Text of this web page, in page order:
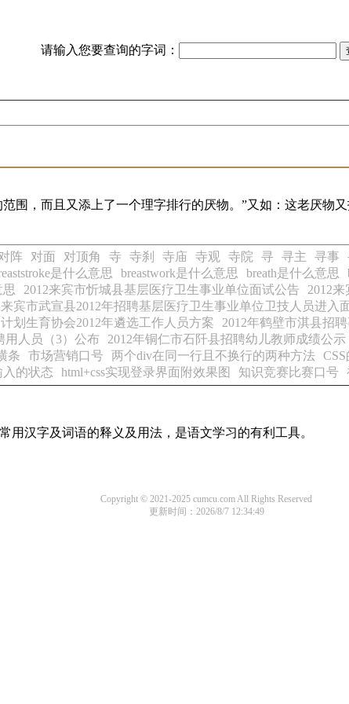
请输入您要查询的字词：
围，而且又添上了一个理字排行的厌物。”又如：这老厌物又
阵 对面 对顶角 寺 寺刹 寺庙 寺观 寺院 寻 寻主 寻事
是什么意思 breastwork是什么意思 breath是什么意思
思 2012来宾市忻城县基层医疗卫生事业单位面试公告
2012
来宾市武宣县2012年招聘基层医疗卫生事业单位卫技人员进入
划生育协会2012年遴选工作人员方案
2012年鹤壁市淇县招
用人员（3）公布
2012年铜仁市石阡县招聘幼儿教师成绩公示
条
市场营销口号 两个div在同一行且不换行的两种方法
入的状态
html+css实现登录界面附效果图 知识竞赛比赛口号
用汉字及词语的释义及用法，是语文学习的有利工具。
Copyright © 2021-2025 cumcu.com All Rights Reserved
更新时间：2026/8/7 12:34:49